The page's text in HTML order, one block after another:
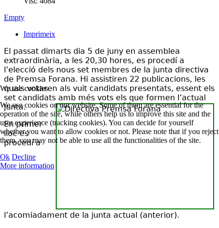
Empty
Imprimeix
El passat dimarts dia 5 de juny en assemblea
extraordinària, a les 20,30 hores, es procedí a
l’elecció dels nous set membres de la junta directiva
de Premsa Forana. Hi assistiren 22 publicacions, les
quals votaren als vuit candidats presentats, essent els
set candidats amb més vots els que formen l’actual
junta.
En primer
lloc es
procedí a
l’acomiadament de la junta actual (anterior).
We use cookies
We use cookies on our website. Some of them are essential for the
operation of the site, while others help us to improve this site and the
user experience (tracking cookies). You can decide for yourself
whether you want to allow cookies or not. Please note that if you reject
them, you may not be able to use all the functionalities of the site.
Ok Decline
More information